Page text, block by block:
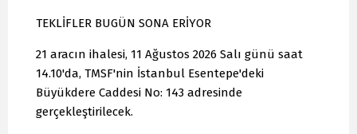
TEKLİFLER BUGÜN SONA ERİYOR
21 aracın ihalesi, 11 Ağustos 2026 Salı günü saat
14.10'da, TMSF'nin İstanbul Esentepe'deki
Büyükdere Caddesi No: 143 adresinde
gerçekleştirilecek.